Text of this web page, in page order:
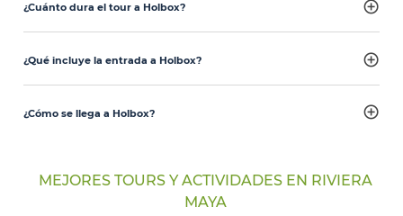
¿Cuánto dura el tour a Holbox?
¿Qué incluye la entrada a Holbox?
¿Cómo se llega a Holbox?
MEJORES TOURS Y ACTIVIDADES EN RIVIERA
MAYA